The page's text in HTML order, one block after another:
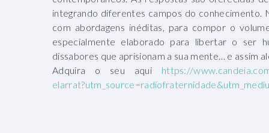
integrando diferentes campos do
com abordagens inéditas, para compor o
especialmente elaborado para libertar o ser
dissabores que aprisionam a sua mente… e assim
Adquira o seu aqui https://